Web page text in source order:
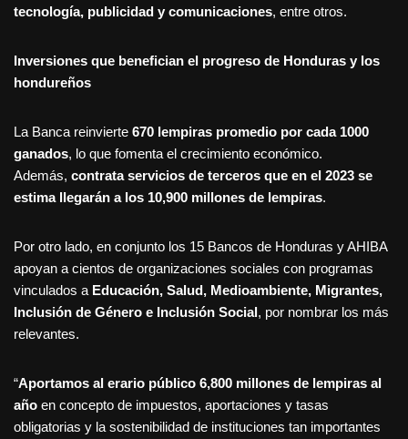
tecnología, publicidad y comunicaciones, entre otros.
Inversiones que benefician el progreso de Honduras y los
hondureños
La Banca reinvierte 670 lempiras promedio por cada 1000
ganados, lo que fomenta el crecimiento económico.
Además, contrata servicios de terceros que en el 2023 se
estima llegarán a los 10,900 millones de lempiras.
Por otro lado, en conjunto los 15 Bancos de Honduras y AHIBA
apoyan a cientos de organizaciones sociales con programas
vinculados a Educación, Salud, Medioambiente, Migrantes,
Inclusión de Género e Inclusión Social, por nombrar los más
relevantes.
“Aportamos al erario público 6,800 millones de lempiras al
año en concepto de impuestos, aportaciones y tasas
obligatorias y la sostenibilidad de instituciones tan importantes